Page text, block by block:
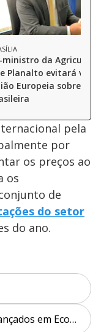
ministro da
Planalto evitará veto
Europeia sobre
pela
por
os preços ao
os
de
do setor
do ano.
Cepea (Centro de Estudos Avançados em Economia Aplicada)